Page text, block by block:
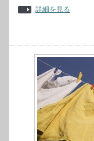
詳細を見る